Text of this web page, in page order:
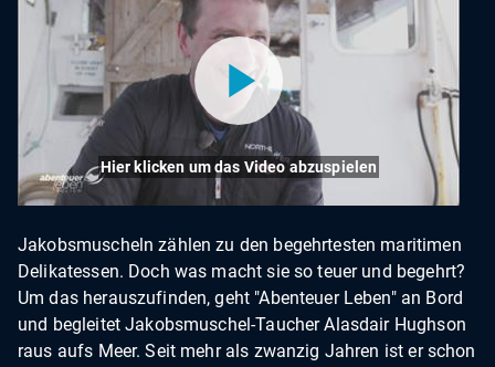
Hier klicken um das Video abzuspielen
Jakobsmuscheln zählen zu den begehrtesten maritimen
Delikatessen. Doch was macht sie so teuer und begehrt?
Um das herauszufinden, geht "Abenteuer Leben" an Bord
und begleitet Jakobsmuschel-Taucher Alasdair Hughson
raus aufs Meer. Seit mehr als zwanzig Jahren ist er schon